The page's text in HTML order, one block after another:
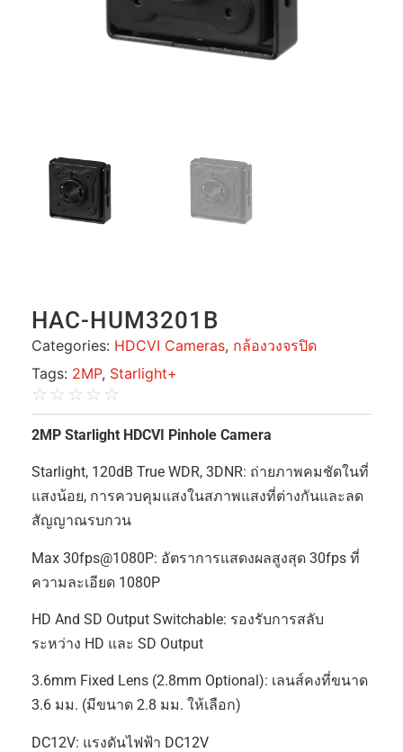
HAC-HUM3201B
Categories: HDCVI Cameras, กล้องวงจรปิด
Tags: 2MP, Starlight+
☆ ☆ ☆ ☆ ☆
2MP Starlight HDCVI Pinhole Camera
Starlight, 120dB True WDR, 3DNR: ถ่ายภาพคมชัดในที่
แสงน้อย, การควบคุมแสงในสภาพแสงที่ต่างกันและลด
สัญญาณรบกวน
Max 30fps@1080P: อัตราการแสดงผลสูงสุด 30fps ที่
ความละเอียด 1080P
HD And SD Output Switchable: รองรับการสลับ
ระหว่าง HD และ SD Output
3.6mm Fixed Lens (2.8mm Optional): เลนส์คงที่ขนาด
3.6 มม. (มีขนาด 2.8 มม. ให้เลือก)
DC12V: แรงดันไฟฟ้า DC12V